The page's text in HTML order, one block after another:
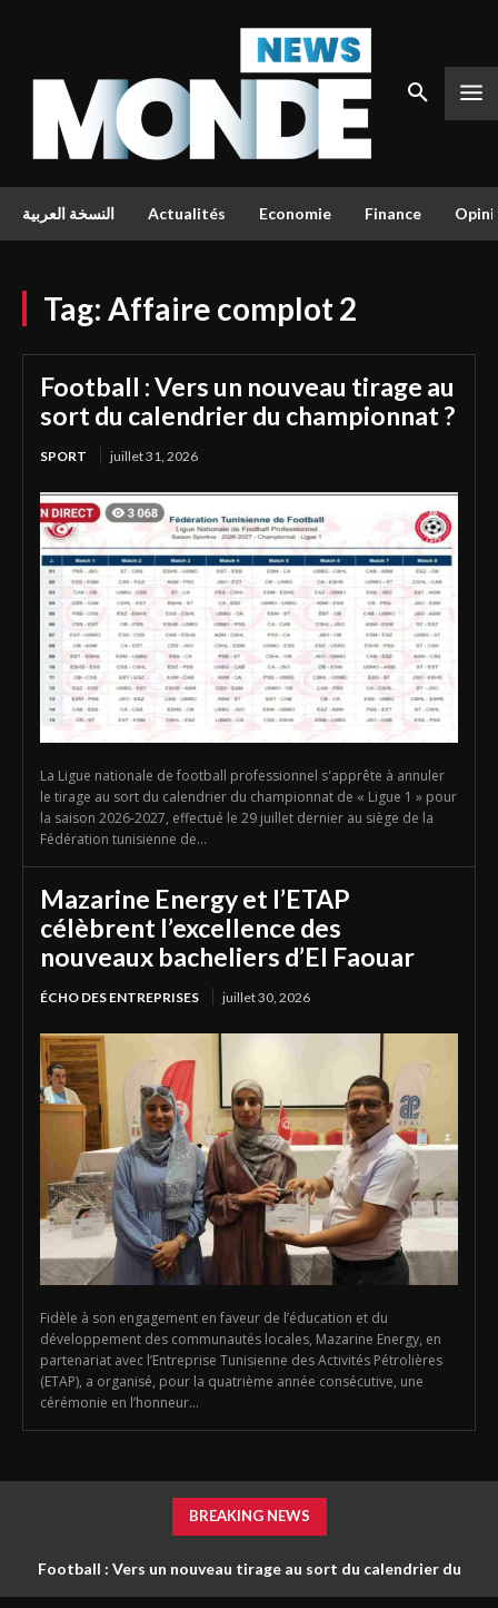
النسخة العربية Actualités Economie Finance
Tag: Affaire complot 2
Football : Vers un nouveau tirage au
sort du calendrier du championnat ?
SPORT juillet 31, 2026
La Ligue nationale de football professionnel s'apprête à annuler
le tirage au sort du calendrier du championnat de « Ligue 1 » pour
la saison 2026-2027, effectué le 29 juillet dernier au siège de la
Fédération tunisienne de...
Mazarine Energy et l’ETAP
célèbrent l’excellence des
nouveaux bacheliers d’El Faouar
ÉCHO DES ENTREPRISES juillet 30, 2026
Fidèle à son engagement en faveur de l’éducation et du
développement des communautés locales, Mazarine Energy, en
partenariat avec l’Entreprise Tunisienne des Activités Pétrolières
(ETAP), a organisé, pour la quatrième année consécutive, une
cérémonie en l’honneur...
BREAKING NEWS
Football : Vers un nouveau tirage au sort du calendrier du